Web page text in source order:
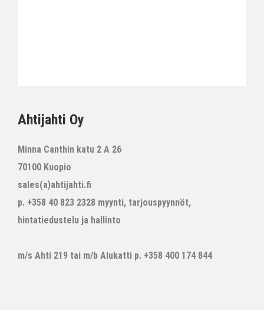
Ahtijahti Oy
Minna Canthin katu 2 A 26
70100 Kuopio
sales(a)ahtijahti.fi
p. +358 40 823 2328 myynti, tarjouspyynnöt,
hintatiedustelu ja hallinto
m/s Ahti 219 tai m/b Alukatti p. +358 400 174 844